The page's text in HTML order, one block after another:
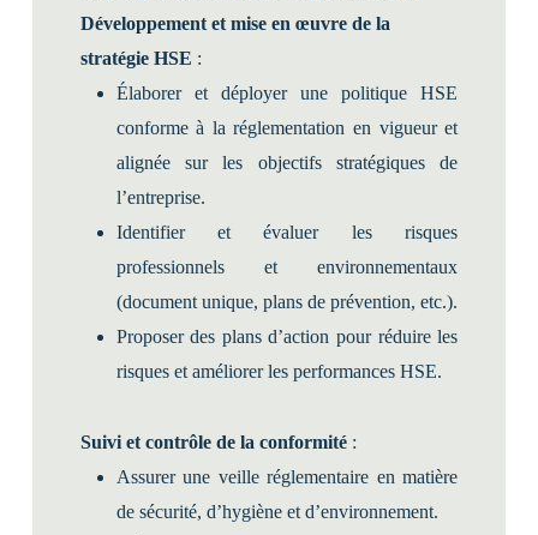
Développement et mise en œuvre de la
stratégie HSE :
Élaborer et déployer une politique HSE
conforme à la réglementation en vigueur et
alignée sur les objectifs stratégiques de
l’entreprise.
Identifier et évaluer les risques
professionnels et environnementaux
(document unique, plans de prévention, etc.).
Proposer des plans d’action pour réduire les
risques et améliorer les performances HSE.
Suivi et contrôle de la conformité:
Assurer une veille réglementaire en matière
de sécurité, d’hygiène et d’environnement.